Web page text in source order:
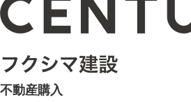
不動産購入